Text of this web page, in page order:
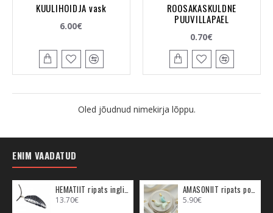
KUULIHOIDJA vask
6.00€
ROOSAKASKULDNE
PUUVILLAPAEL
0.70€
Oled jõudnud nimekirja lõppu.
ENIM VAADATUD
13.70€ 5.90€